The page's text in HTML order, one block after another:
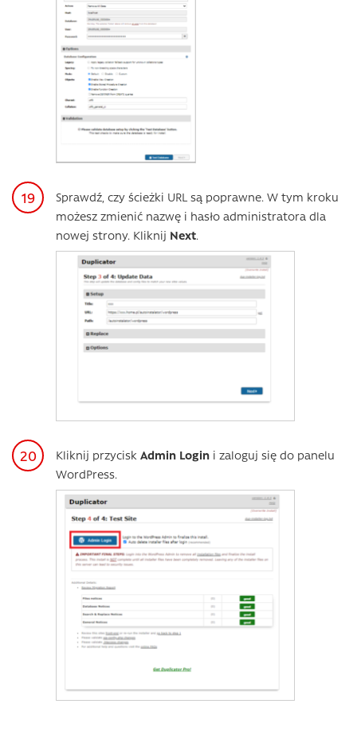
Sprawdź, czy ścieżki URL są poprawne. W tym kroku
możesz zmienić nazwę i hasło administratora dla
nowej strony. Kliknij Next.
Kliknij przycisk Admin Login i zaloguj się do panelu
WordPress.